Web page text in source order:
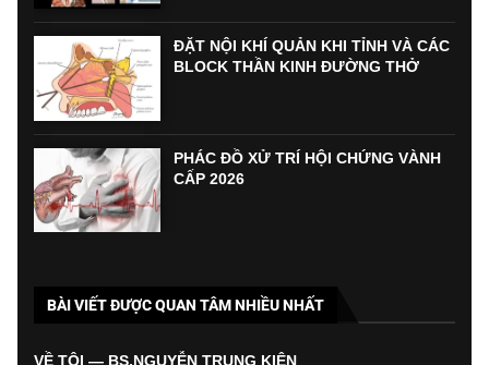
ĐẶT NỘI KHÍ QUẢN KHI TỈNH VÀ CÁC
BLOCK THẦN KINH ĐƯỜNG THỞ
PHÁC ĐỒ XỬ TRÍ HỘI CHỨNG VÀNH
CẤP 2026
BÀI VIẾT ĐƯỢC QUAN TÂM NHIỀU NHẤT
VỀ TÔI — BS.NGUYỄN TRUNG KIÊN